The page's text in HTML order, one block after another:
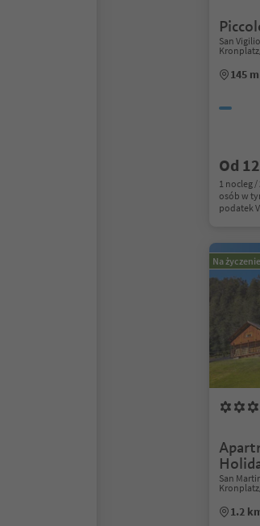
San
145 m
Od
1 nocleg /
osób w
podatek
Na życzenie
San
1.2